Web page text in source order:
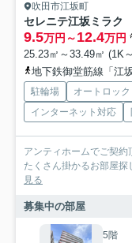
吹田市江坂町
セレニテ江坂ミラク
9.5万円～12.4万円
25.23㎡～33.49㎡ (1K
地下鉄御堂筋線「江
駐輪場 オートロック
インターネット対応
アンティホームでご契
たくさん掛かるお部屋
見る
募集中の部屋
5階